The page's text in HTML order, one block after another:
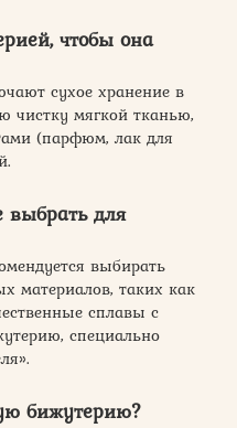
чтобы она
сухое хранение в
чистку мягкой тканью,
(парфюм, лак для
для
выбирать
материалов, таких как
сплавы с
специально
бижутерию?